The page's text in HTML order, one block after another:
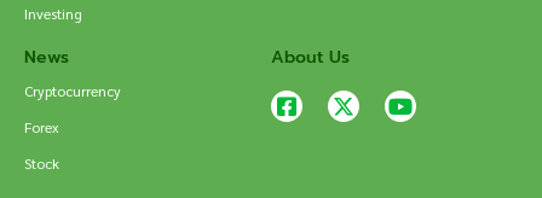
Investing
News
Cryptocurrency
Forex
Stock
About Us